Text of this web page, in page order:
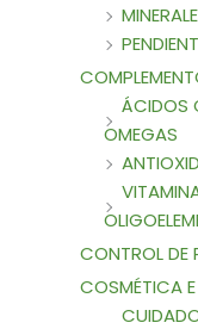
ÁCIDOS
OMEGAS
CONTROL DE
COSMÉTICA E